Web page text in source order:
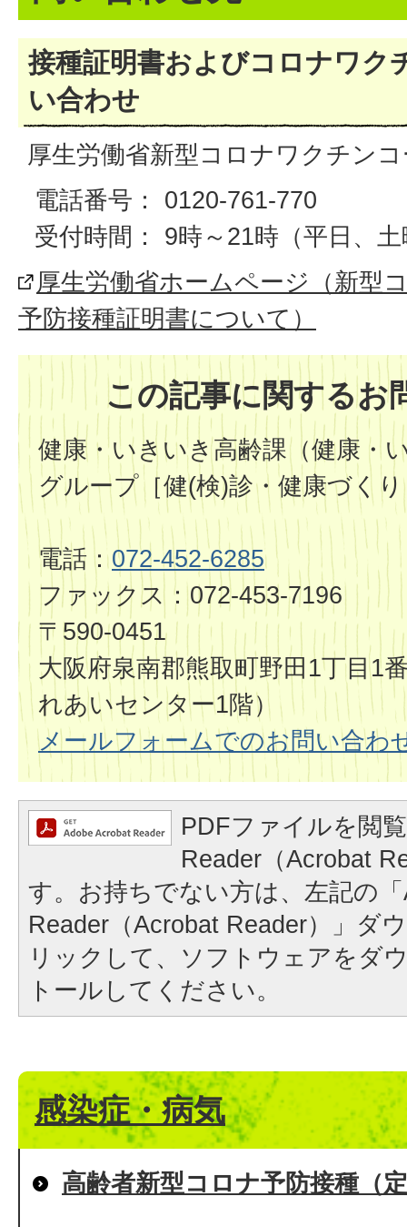
接種証明書およびコロナワク
い合わせ
厚生労働省新型コロナワクチン
電話番号： 0120-761-770
受付時間： 9時～21時（平日、
厚生労働省ホームページ（新型
予防接種証明書について）
この記事に関するお
健康・いきいき高齢課（健康・
グループ［健(検)診・健康づく
電話：072-452-6285
ファックス：072-453-7196
〒590-0451
大阪府泉南郡熊取町野田1丁目1
れあいセンター1階）
メールフォームでのお問い合わ
PDFファイルを閲
Reader（Acrobat
す。お持ちでない方は、左記の
Reader（Acrobat Reader）」ダ
リックして、ソフトウェアをダ
トールしてください。
感染症・病気
高齢者新型コロナ予防接種（